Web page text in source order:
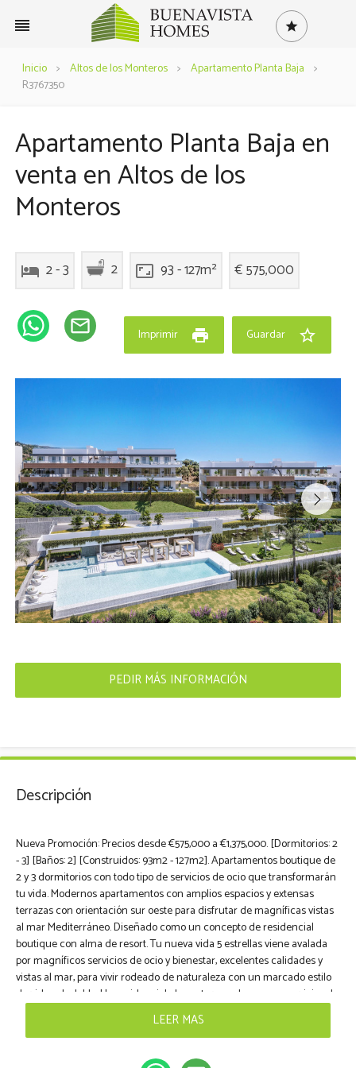
reorder star
Inicio > Altos de los Monteros > Apartamento Planta Baja >
R3767350
Apartamento Planta Baja en
venta en Altos de los
Monteros
hotel 2 - 3 2 aspect_ratio 93 - 127m² € 575,000
mail_outline Imprimir print Guardar star_border
PEDIR MÁS INFORMACIÓN
Descripción
Nueva Promoción: Precios desde €575,000 a €1,375,000. [Dormitorios: 2
- 3] [Baños: 2] [Construidos: 93m2 - 127m2]. Apartamentos boutique de
2 y 3 dormitorios con todo tipo de servicios de ocio que transformarán
tu vida. Modernos apartamentos con amplios espacios y extensas
terrazas con orientación sur oeste para disfrutar de magníficas vistas
al mar Mediterráneo. Diseñado como un concepto de residencial
boutique con alma de resort. Tu nueva vida 5 estrellas viene avalada
por magníficos servicios de ocio y bienestar, excelentes calidades y
vistas al mar, para vivir rodeado de naturaleza con un marcado estilo
de vida saludable. Un residencial elegante y moderno con servicios de
ocio y wellness premium: 3 piscinas comunitarias y una piscina
cubierta spa, baño turco, sauna, gimnasio completamente equipado,
Passive House implica viviendas con alta eficiencia energética, una
LEER MAS